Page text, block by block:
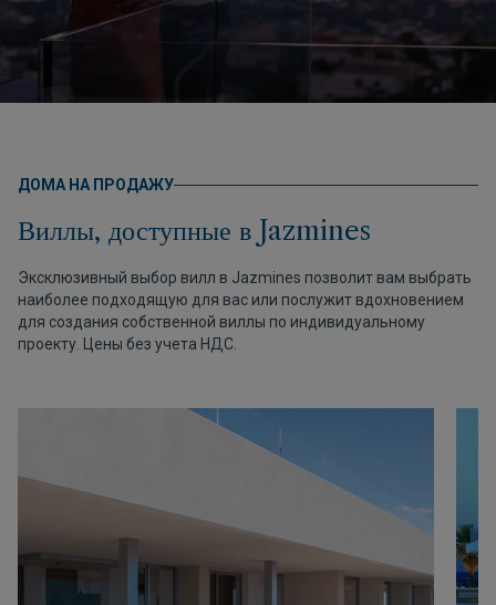
ДОМА НА ПРОДАЖУ
Виллы, доступные в Jazmines
Эксклюзивный выбор вилл в Jazmines позволит вам выбрать
наиболее подходящую для вас или послужит вдохновением
для создания собственной виллы по индивидуальному
проекту. Цены без учета НДС.